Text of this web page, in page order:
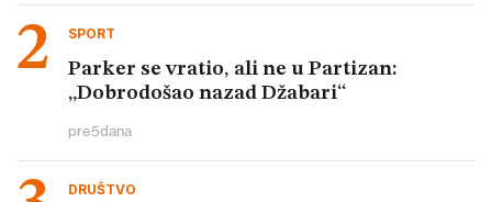
SPORT
Parker se vratio, ali ne u Partizan:
„Dobrodošao nazad Džabari“
pre5dana
DRUŠTVO